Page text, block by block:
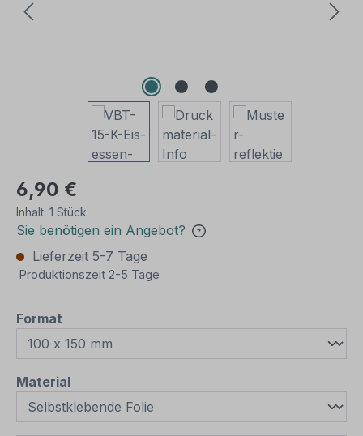
6,90 €
Inhalt: 1 Stück
Sie benötigen ein Angebot?
Lieferzeit 5-7 Tage
Produktionszeit 2-5 Tage
Format
Materialauswählen